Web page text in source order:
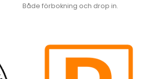
Både förbokning och drop in.